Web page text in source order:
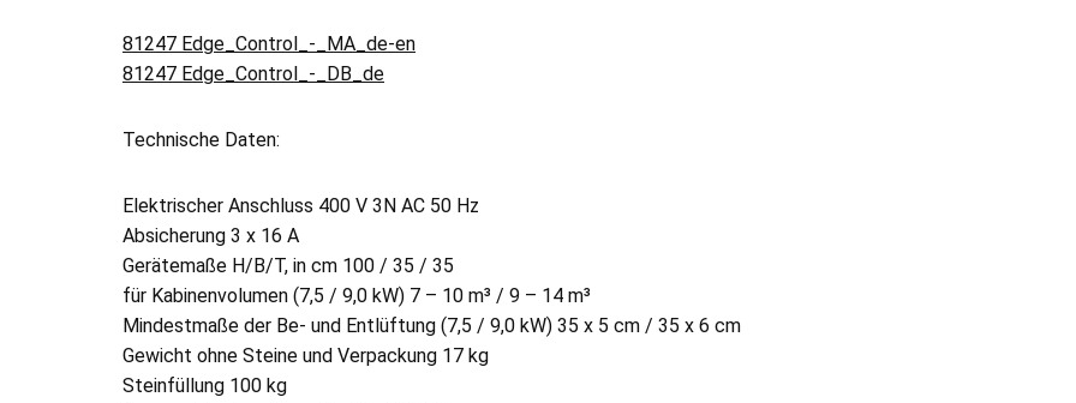
81247 Edge_Control_-_MA_de-en
81247 Edge_Control_-_DB_de
Technische Daten:
Elektrischer Anschluss 400 V 3N AC 50 Hz
Absicherung 3 x 16 A
Gerätemaße H/B/T, in cm 100 / 35 / 35
für Kabinenvolumen (7,5 / 9,0 kW) 7 – 10 m³ / 9 – 14 m³
Mindestmaße der Be- und Entlüftung (7,5 / 9,0 kW) 35 x 5 cm / 35 x 6 cm
Gewicht ohne Steine und Verpackung 17 kg
Steinfüllung 100 kg